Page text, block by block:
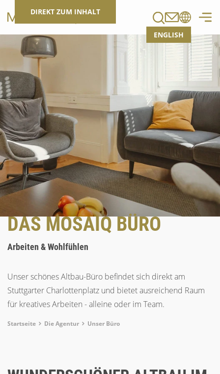
DIREKT ZUM INHALT
ENGLISH
DAS MOSAIQ BÜRO
Arbeiten & Wohlfühlen
Unser schönes Altbau-Büro befindet sich direkt am
Stuttgarter Charlottenplatz und bietet ausreichend Raum
für kreatives Arbeiten - alleine oder im Team.
Breadcrumb
Startseite Die Agentur Unser Büro